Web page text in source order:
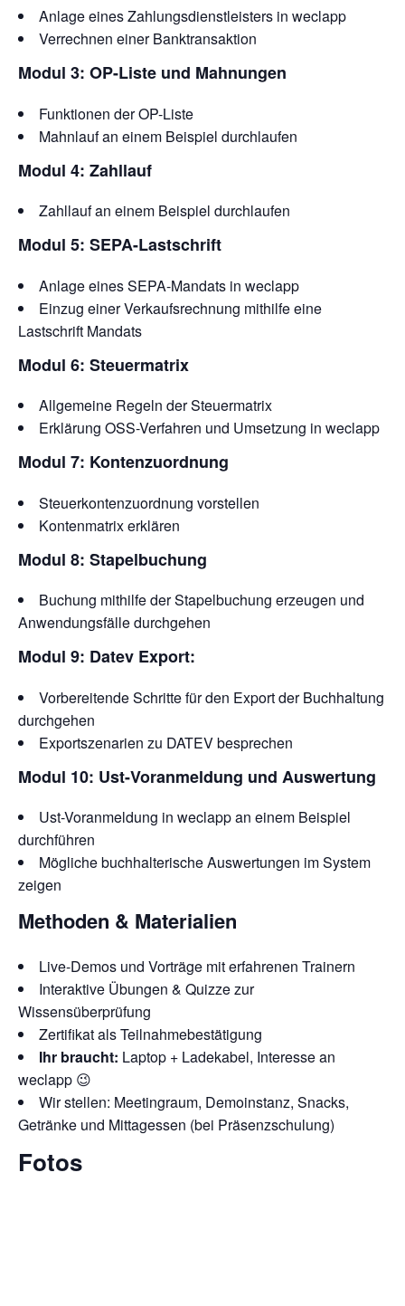
Anlage eines Zahlungsdienstleisters in weclapp
Verrechnen einer Banktransaktion
Modul 3: OP-Liste und Mahnungen
Funktionen der OP-Liste
Mahnlauf an einem Beispiel durchlaufen
Modul 4: Zahllauf
Zahllauf an einem Beispiel durchlaufen
Modul 5: SEPA-Lastschrift
Anlage eines SEPA-Mandats in weclapp
Einzug einer Verkaufsrechnung mithilfe eine
Lastschrift Mandats
Modul 6: Steuermatrix
Allgemeine Regeln der Steuermatrix
Erklärung OSS-Verfahren und Umsetzung in weclapp
Modul 7: Kontenzuordnung
Steuerkontenzuordnung vorstellen
Kontenmatrix erklären
Modul 8: Stapelbuchung
Buchung mithilfe der Stapelbuchung erzeugen und
Anwendungsfälle durchgehen
Modul 9: Datev Export:
Vorbereitende Schritte für den Export der Buchhaltung
durchgehen
Exportszenarien zu DATEV besprechen
Modul 10: Ust-Voranmeldung und Auswertung
Ust-Voranmeldung in weclapp an einem Beispiel
durchführen
Mögliche buchhalterische Auswertungen im System
zeigen
Methoden & Materialien
Live-Demos und Vorträge mit erfahrenen Trainern
Interaktive Übungen & Quizze zur
Wissensüberprüfung
Zertifikat als Teilnahmebestätigung
Ihr braucht: Laptop + Ladekabel, Interesse an
weclapp 😉
Wir stellen: Meetingraum, Demoinstanz, Snacks,
Getränke und Mittagessen (bei Präsenzschulung)
Fotos